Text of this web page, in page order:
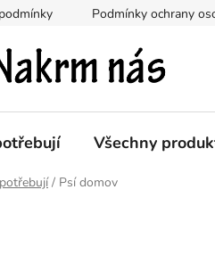
Podmínky ochrany
Všechny
/ Psí domov